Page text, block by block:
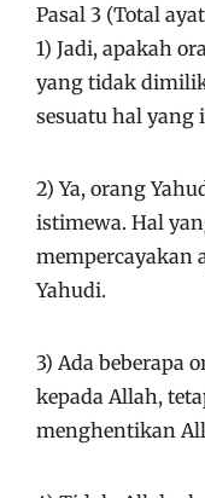
Pasal 3 (Total ayat
1) Jadi, apakah
yang tidak
sesuatu hal yang
2) Ya, orang
istimewa. Hal
mempercayakan
Yahudi.
3) Ada beberapa
kepada Allah,
menghentikan